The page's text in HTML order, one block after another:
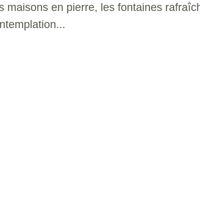
en pierre, les fontaines